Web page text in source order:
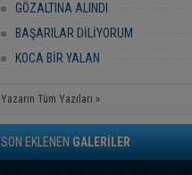
GÖZALTINA ALINDI
BAŞARILAR DİLİYORUM
KOCA BİR YALAN
Yazarın Tüm Yazıları »
SON EKLENEN GALERİLER